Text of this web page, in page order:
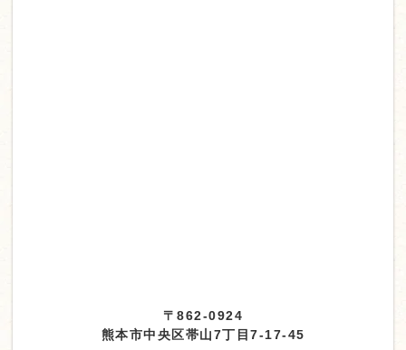
〒862-0924
熊本市中央区帯山7丁目7-17-45